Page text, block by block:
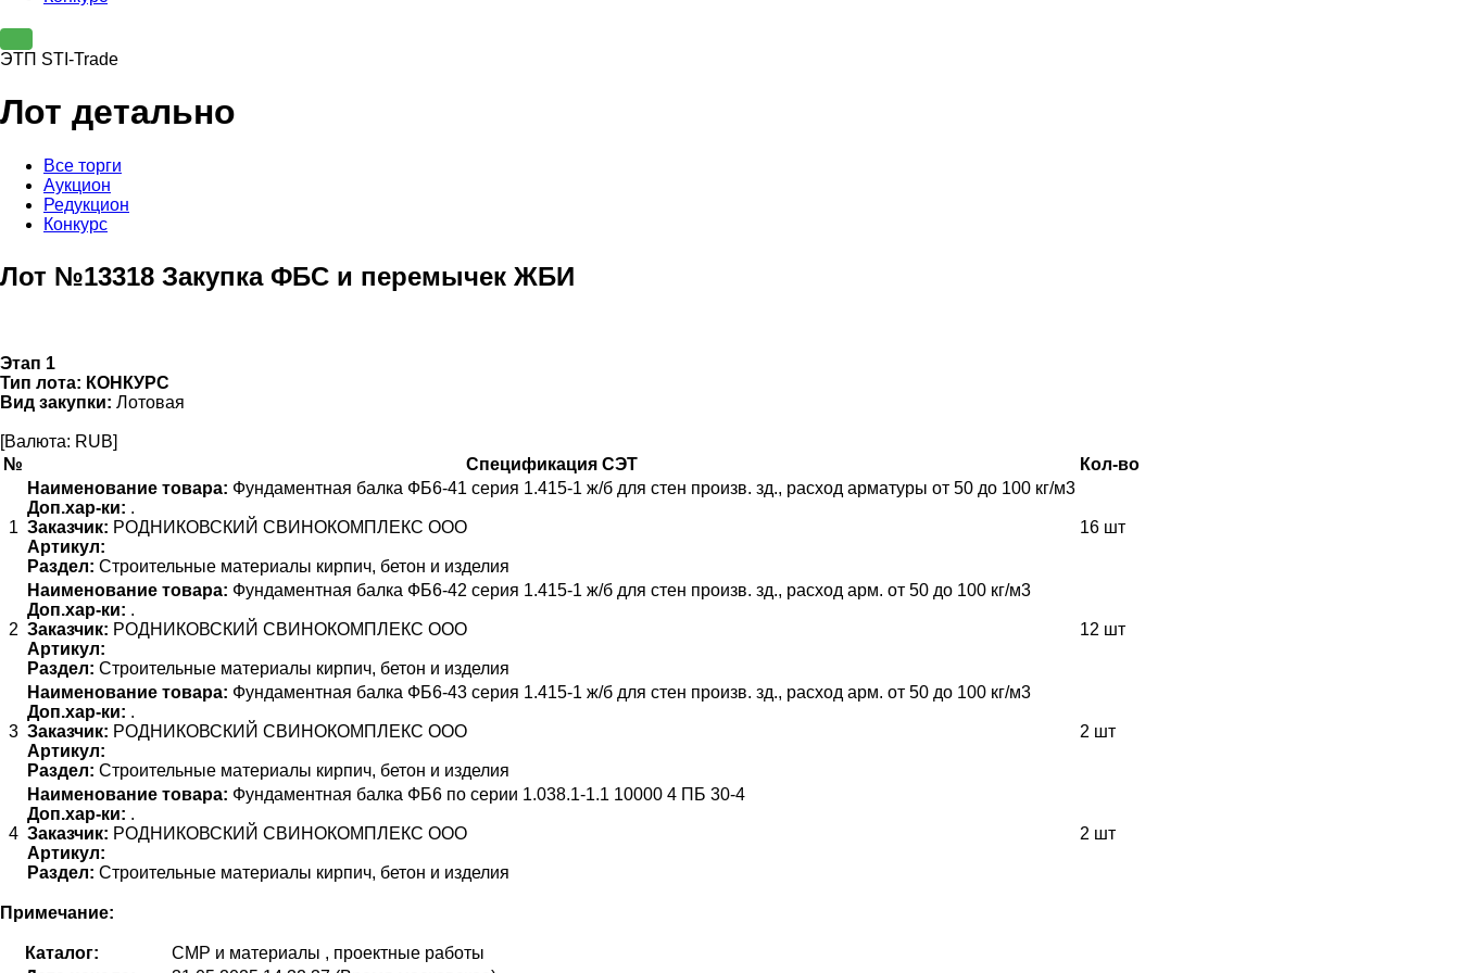
ЭТП STI-Trade
Лот детально
Все торги
Аукцион
Редукцион
Конкурс
Лот №13318 Закупка ФБС и перемычек ЖБИ
Этап 1
Тип лота: КОНКУРС
Вид закупки: Лотовая
[Валюта: RUB]
№
Спецификация СЭТ Кол-во
1
Наименование товара: Фундаментная балка ФБ6-41 серия 1.415-1 ж/б для стен произв. зд., расход арматуры от 50 до 100 кг/м3
Доп.хар-ки: .
Заказчик: РОДНИКОВСКИЙ СВИНОКОМПЛЕКС ООО
Артикул:
Раздел: Строительные материалы кирпич, бетон и изделия
16 шт
2
Наименование товара: Фундаментная балка ФБ6-42 серия 1.415-1 ж/б для стен произв. зд., расход арм. от 50 до 100 кг/м3
Доп.хар-ки: .
Заказчик: РОДНИКОВСКИЙ СВИНОКОМПЛЕКС ООО
Артикул:
Раздел: Строительные материалы кирпич, бетон и изделия
12 шт
3
Наименование товара: Фундаментная балка ФБ6-43 серия 1.415-1 ж/б для стен произв. зд., расход арм. от 50 до 100 кг/м3
Доп.хар-ки: .
Заказчик: РОДНИКОВСКИЙ СВИНОКОМПЛЕКС ООО
Артикул:
Раздел: Строительные материалы кирпич, бетон и изделия
2 шт
4
Наименование товара: Фундаментная балка ФБ6 по серии 1.038.1-1.1 10000 4 ПБ 30-4
Доп.хар-ки: .
Заказчик: РОДНИКОВСКИЙ СВИНОКОМПЛЕКС ООО
Артикул:
Раздел: Строительные материалы кирпич, бетон и изделия
2 шт
Примечание:
Каталог:
СМР и материалы , проектные работы